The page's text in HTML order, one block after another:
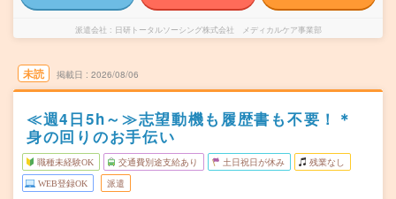
派遣会社 日研トータルソーシング株式会社 メディカルケア事業部
未読 掲載日 2026/08/06
≪週4日5h～≫志望動機も履歴書も不要！＊
身の回りのお手伝い
職種未経験OK 交通費別途支給あり 土日祝日が休み 残業なし
WEB登録OK 派遣